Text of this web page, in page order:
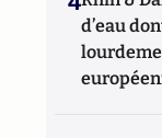
d’eau